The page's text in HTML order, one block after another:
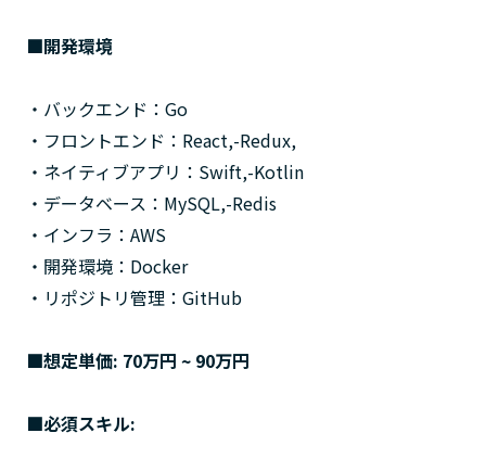
■開発環境
・バックエンド：Go
・フロントエンド：React,-Redux,
・ネイティブアプリ：Swift,-Kotlin
・データベース：MySQL,-Redis
・インフラ：AWS
・開発環境：Docker
・リポジトリ管理：GitHub
■想定単価: 70万円 ~ 90万円
■必須スキル: